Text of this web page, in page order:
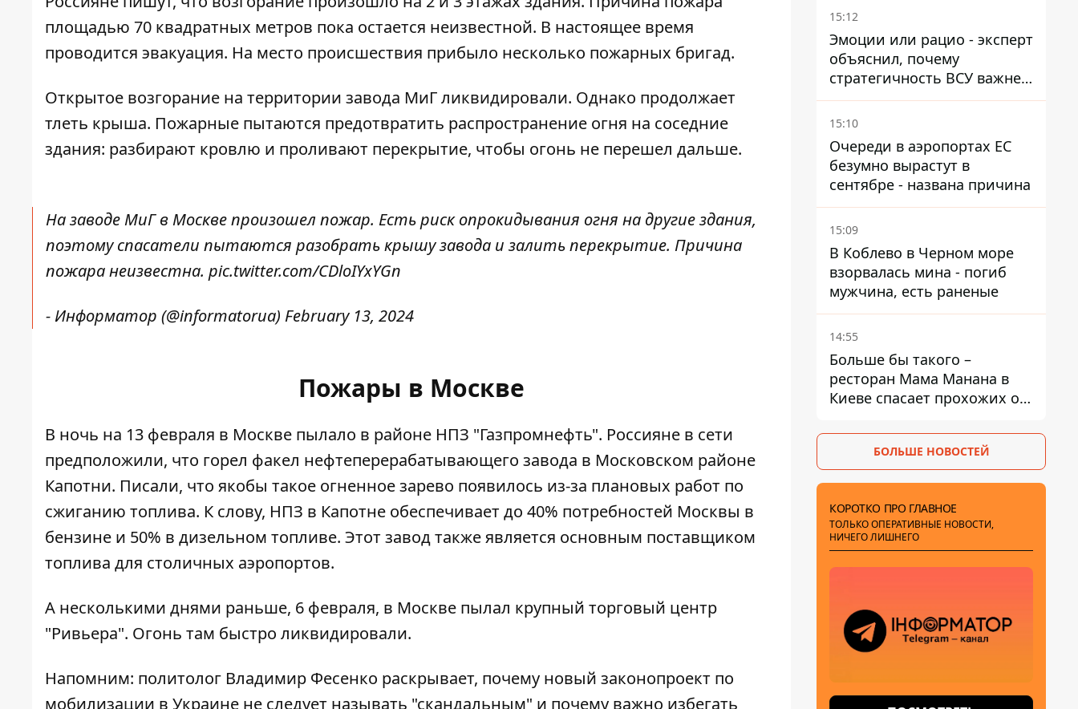
площадью 70 квадратных метров пока остается неизвестной. В настоящее время
проводится эвакуация. На место происшествия прибыло несколько пожарных бригад.
Открытое возгорание на территории завода МиГ ликвидировали. Однако продолжает
тлеть крыша. Пожарные пытаются предотвратить распространение огня на соседние
здания: разбирают кровлю и проливают перекрытие, чтобы огонь не перешел дальше.
На заводе МиГ в Москве произошел пожар. Есть риск опрокидывания огня на другие здания,
поэтому спасатели пытаются разобрать крышу завода и залить перекрытие. Причина
пожара неизвестна. pic.twitter.com/CDloIYxYGn
- Информатор (@informatorua) February 13, 2024
Пожары в Москве
В ночь на 13 февраля в Москве пылало в районе НПЗ "Газпромнефть". Россияне в сети
предположили, что горел факел нефтеперерабатывающего завода в Московском районе
Капотни. Писали, что якобы такое огненное зарево появилось из-за плановых работ по
сжиганию топлива. К слову, НПЗ в Капотне обеспечивает до 40% потребностей Москвы в
бензине и 50% в дизельном топливе. Этот завод также является основным поставщиком
топлива для столичных аэропортов.
А несколькими днями раньше, 6 февраля, в Москве пылал крупный торговый центр
"Ривьера". Огонь там быстро ликвидировали.
Напомним: политолог Владимир Фесенко раскрывает, почему новый законопроект по
мобилизации в Украине не следует называть "скандальным" и почему важно избегать
15:12
Эмоции или рацио - эксперт
объяснил, почему
стратегичность ВСУ важнее
эмоциональных атак РФ
15:10
Очереди в аэропортах ЕС
безумно вырастут в
сентябре - названа причина
15:09
В Коблево в Черном море
взорвалась мина - погиб
мужчина, есть раненые
14:55
Больше бы такого –
ресторан Мама Манана в
Киеве спасает прохожих от
БОЛЬШЕ НОВОСТЕЙ
КОРОТКО ПРО ГЛАВНОЕ
ТОЛЬКО ОПЕРАТИВНЫЕ НОВОСТИ,
НИЧЕГО ЛИШНЕГО